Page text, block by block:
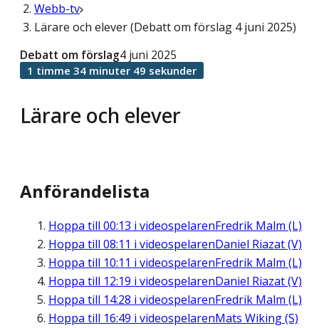
Webb-tv
Lärare och elever (Debatt om förslag 4 juni 2025)
Lärare och elever
Debatt om förslag4 juni 2025
1 timme 34 minuter 49 sekunder
Anförandelista
Hoppa till 00:13 i videospelarenFredrik Malm (L)
Hoppa till 08:11 i videospelarenDaniel Riazat (V)
Hoppa till 10:11 i videospelarenFredrik Malm (L)
Hoppa till 12:19 i videospelarenDaniel Riazat (V)
Hoppa till 14:28 i videospelarenFredrik Malm (L)
Hoppa till 16:49 i videospelarenMats Wiking (S)